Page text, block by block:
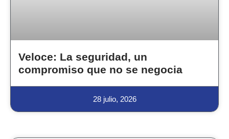
Veloce: La seguridad, un
compromiso que no se negocia
28 julio, 2026